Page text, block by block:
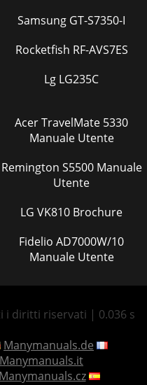
Samsung GT-S7350-I
Rocketfish RF-AVS7ES
Lg LG235C
Acer TravelMate 5330
Manuale Utente
Remington S5500 Manuale
Utente
LG VK810 Brochure
Fidelio AD7000W/10
Manuale Utente
i diritti riservati | 0.036 s
Manymanuals.de
Manymanuals.it
Manymanuals.cz